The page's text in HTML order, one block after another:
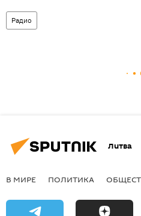
Радио
Литва
В МИРЕ ПОЛИТИКА